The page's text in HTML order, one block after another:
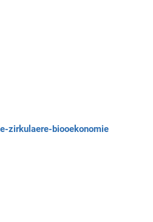
zirkulaere-biooekonomie